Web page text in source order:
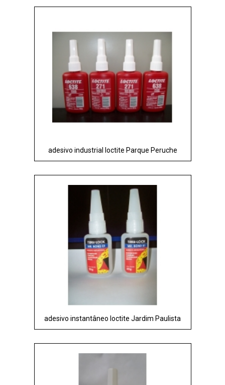
adesivo industrial loctite Parque Peruche
adesivo instantâneo loctite Jardim Paulista